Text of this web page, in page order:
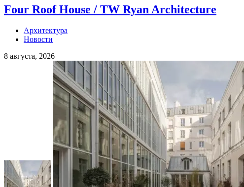
Four Roof House / TW Ryan Architecture
Архитектура
Новости
8 августа, 2026